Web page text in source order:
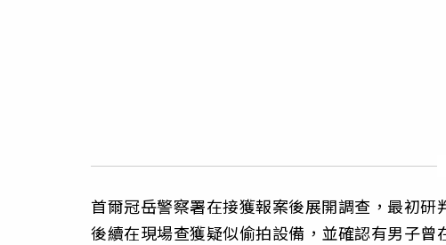
首爾冠岳警察署在接獲報案後展開調查，最初
後續在現場查獲疑似偷拍設備，並確認有男子